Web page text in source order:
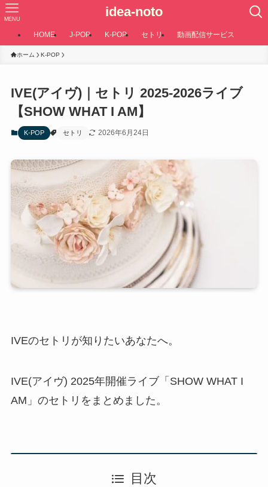
idea-noto
MENU
HOME J-POP K-POP セトリ 動画配信サービス
ホーム K-POP
IVE(アイヴ)｜セトリ 2025-2026ライブ
【SHOW WHAT I AM】
K-POP セトリ 2026年6月24日
IVEのセトリが知りたいあなたへ。
IVE(アイヴ) 2025年開催ライブ「SHOW WHAT I
AM」のセトリをまとめました。
目次